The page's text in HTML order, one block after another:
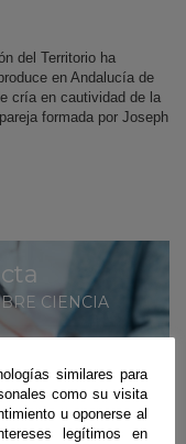
del Territorio ha
en Andalucía de
cría en cautividad de la
formada por Joseph
CIENCIA
similares para
como su visita
u oponerse al
legítimos en